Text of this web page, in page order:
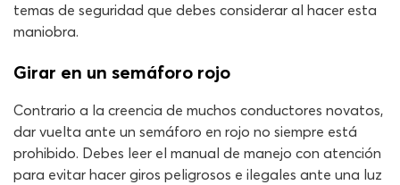
temas de seguridad que debes considerar al hacer esta
maniobra.
Girar en un semáforo rojo
Contrario a la creencia de muchos conductores novatos,
dar vuelta ante un semáforo en rojo no siempre está
prohibido. Debes leer el manual de manejo con atención
para evitar hacer giros peligrosos e ilegales ante una luz